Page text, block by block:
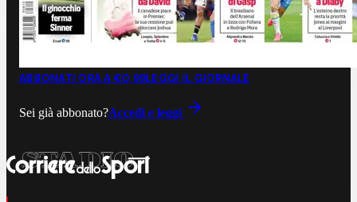
ABBONATI ORA A €0,99LEGGI IL GIORNALE
Sei già abbonato?Accedi e leggi